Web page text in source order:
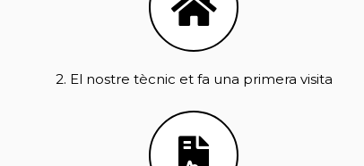
2. El nostre tècnic et fa una primera visita